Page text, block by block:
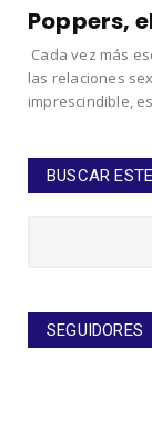
Poppers,
Cada vez más
las relaciones
imprescindible,
BUSCAR
SEGUIDORES